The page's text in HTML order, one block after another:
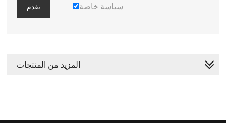
تقدم سياسة خاصة
المزيد من المنتجات